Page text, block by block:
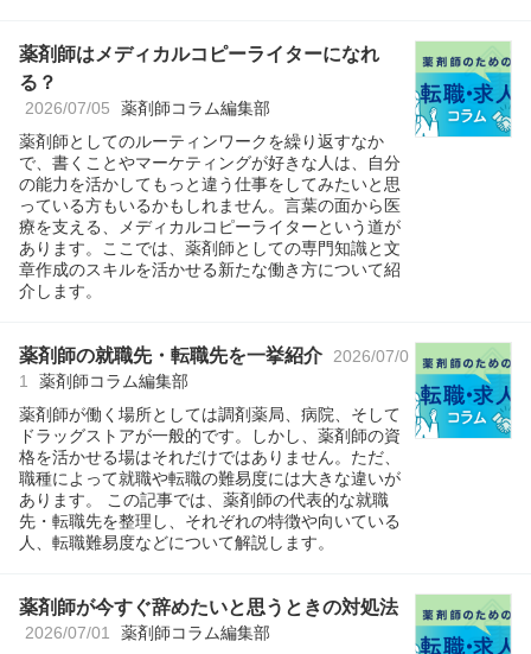
薬剤師はメディカルコピーライターになれ
る？
2026/07/05 薬剤師コラム編集部
薬剤師としてのルーティンワークを繰り返すなか
で、書くことやマーケティングが好きな人は、自分
の能力を活かしてもっと違う仕事をしてみたいと思
っている方もいるかもしれません。言葉の面から医
療を支える、メディカルコピーライターという道が
あります。ここでは、薬剤師としての専門知識と文
章作成のスキルを活かせる新たな働き方について紹
介します。
薬剤師の就職先・転職先を一挙紹介
2026/07/0
1
薬剤師コラム編集部
薬剤師が働く場所としては調剤薬局、病院、そして
ドラッグストアが一般的です。しかし、薬剤師の資
格を活かせる場はそれだけではありません。ただ、
職種によって就職や転職の難易度には大きな違いが
あります。 この記事では、薬剤師の代表的な就職
先・転職先を整理し、それぞれの特徴や向いている
人、転職難易度などについて解説します。
薬剤師が今すぐ辞めたいと思うときの対処法
2026/07/01 薬剤師コラム編集部